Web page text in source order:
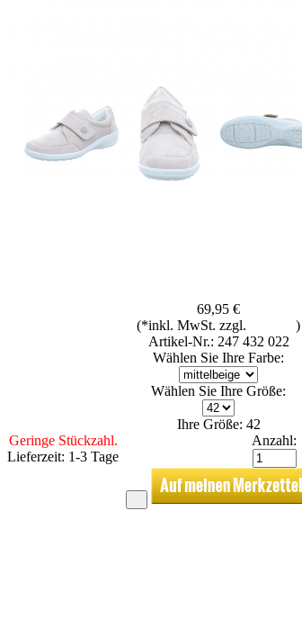
69,95 €
(*inkl. MwSt. zzgl.
)
Artikel-Nr.: 247 432 022
Wählen Sie Ihre Farbe:
Wählen Sie Ihre Größe:
Ihre Größe: 42
Geringe Stückzahl.
Lieferzeit: 1-3 Tage
Anzahl: